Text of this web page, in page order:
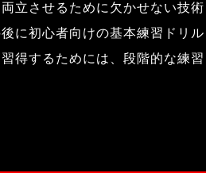
立させるために欠かせない技術
に初心者向けの基本練習ドリル
得するためには、段階的な練習